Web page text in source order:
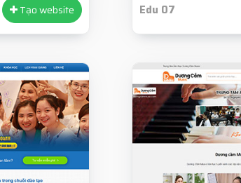
Tạo website Edu 07